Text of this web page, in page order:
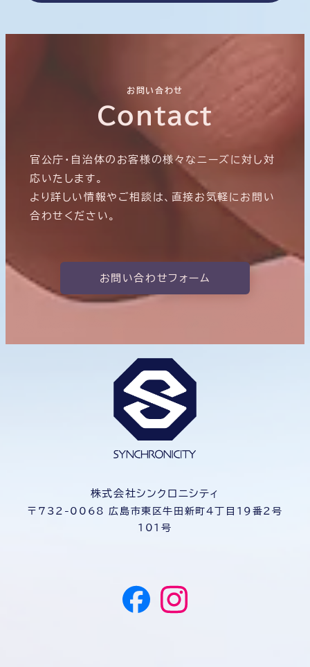
お問い合わせ
Contact
官公庁・自治体のお客様の様々なニーズに対し対
応いたします。
より詳しい情報やご相談は、直接お気軽にお問い
合わせください。
お問い合わせフォーム
株式会社シンクロニシティ
〒732-0068 広島市東区牛田新町４丁目１９番2号
101号
FacebookInstagram